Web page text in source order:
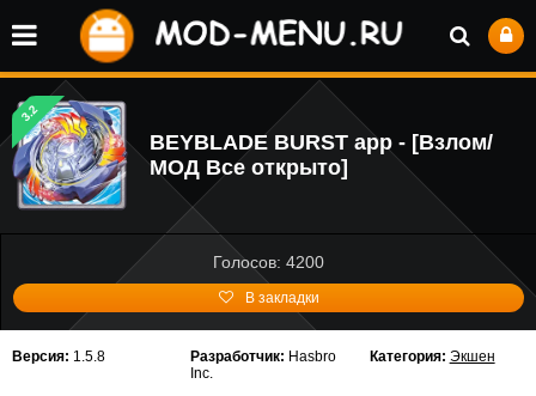
3.2
BEYBLADE BURST app - [Взлом/
МОД Все открыто]
Голосов: 4200
В закладки
Версия: 1.5.8 Разработчик: Hasbro
Inc.
Категория: Экшен